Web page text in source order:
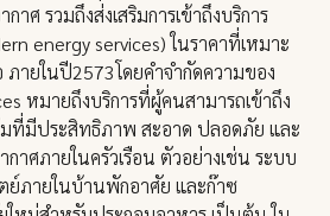
ศ รวมถึงส่งเสริมการเข้าถึงบริการ
energy services) ในราคาที่เหมาะ
ายในปี2573โดยคำจำกัดความของ
หมายถึงบริการที่ผู้คนสามารถเข้าถึง
ที่มีประสิทธิภาพ สะอาด ปลอดภัย และ
าศภายในครัวเรือน ตัวอย่างเช่น ระบบ
ภายในบ้านพักอาศัย และก๊าซ